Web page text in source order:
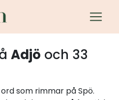
Adjö och 33
som rimmar på Spö.